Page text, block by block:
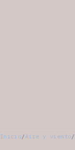
Inicio/Aire y viento/